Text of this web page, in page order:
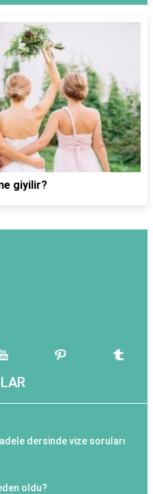
giyilir?
dersinde vize soruları
oldu?